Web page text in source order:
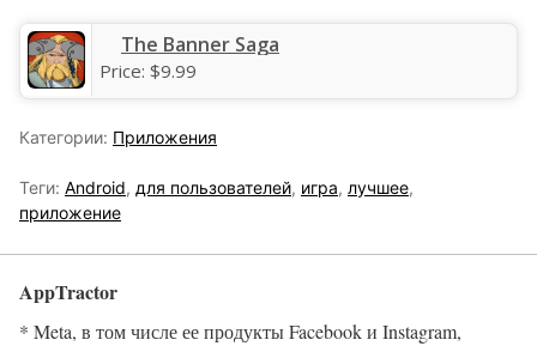
The Banner Saga
Price: $9.99
Категории: Приложения
Теги: Android, для пользователей, игра, лучшее,
приложение
AppTractor
* Meta, в том числе ее продукты Facebook и Instagram,